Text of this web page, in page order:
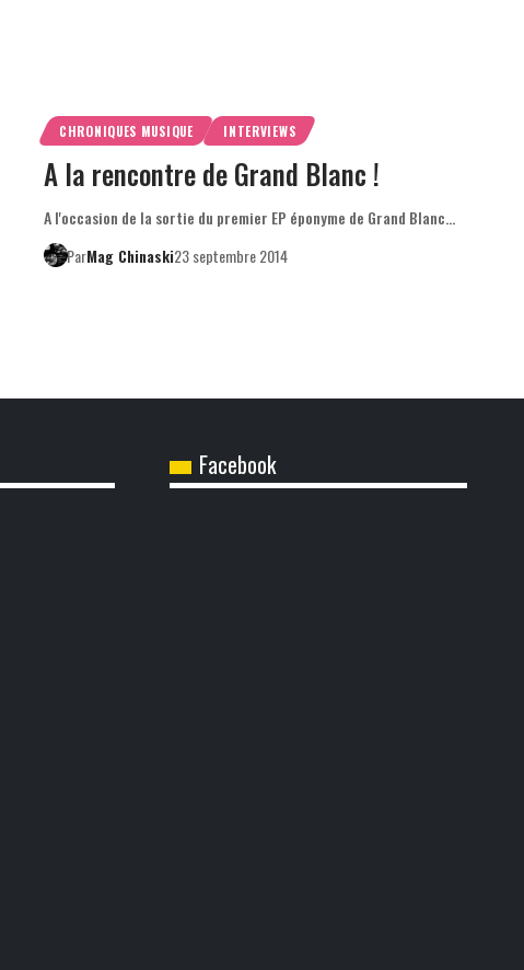
CHRONIQUES MUSIQUE INTERVIEWS
A la rencontre de Grand Blanc !
A l'occasion de la sortie du premier EP éponyme de Grand Blanc…
ParMag Chinaski23 septembre 2014
Facebook